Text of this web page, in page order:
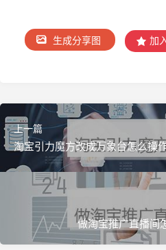
生成分享图 加
上一篇
淘宝引力魔方改成万象台怎么操
做淘宝推广直播间